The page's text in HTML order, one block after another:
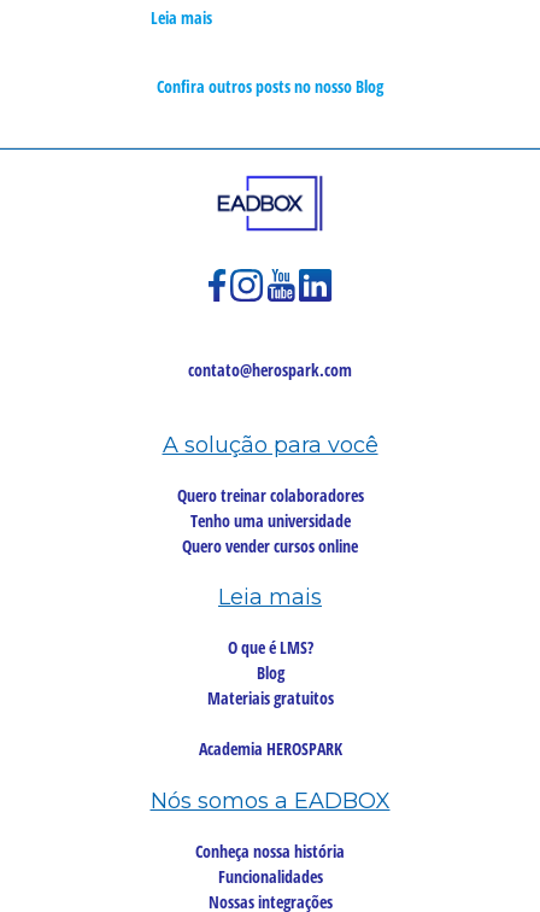
Leia mais
Confira outros posts no nosso Blog
contato@herospark.com
A solução para você
Quero treinar colaboradores
Tenho uma universidade
Quero vender cursos online
Leia mais
O que é LMS?
Blog
Materiais gratuitos
Academia HEROSPARK
Nós somos a EADBOX
Conheça nossa história
Funcionalidades
Nossas integrações